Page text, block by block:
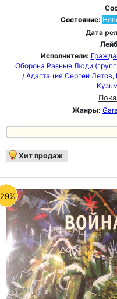
Состояние:
Дата
Исполнители:
Оборона Разные Люди
/ Адаптация Сергей Летов,
Жанры:
Хит продаж